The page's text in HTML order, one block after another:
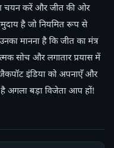
चयन करें और जीत की ओर
है जो नियमित रूप से
मानना है कि जीत का मंत्र
सोच और लगातार प्रयास में
इंडिया को अपनाएँ और
अगला बड़ा विजेता आप हों!